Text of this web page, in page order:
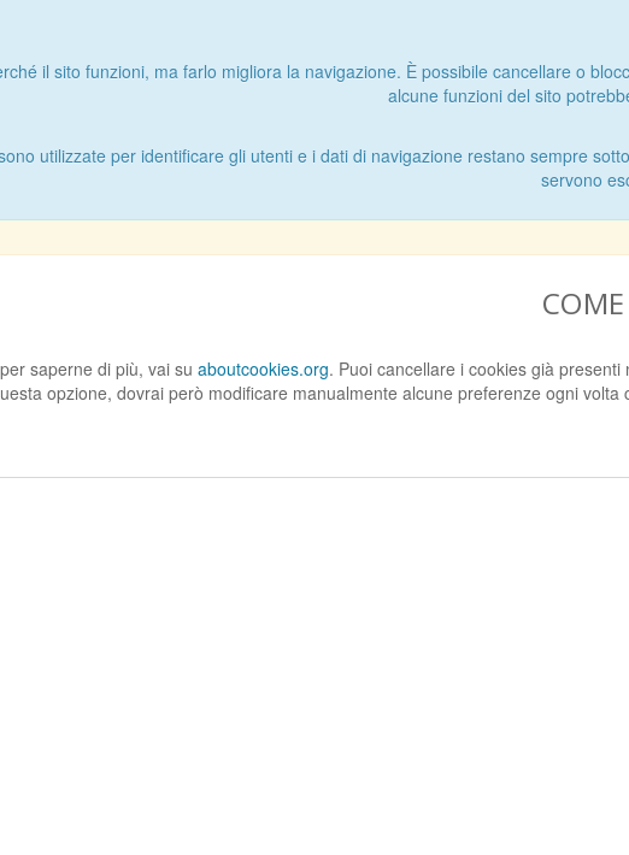
il sito funzioni, ma farlo migliora la navigazione. È possibile cancellare o
alcune funzioni del sito
utilizzate per identificare gli utenti e i dati di navigazione restano sempre
servono
saperne di più, vai su aboutcookies.org. Puoi cancellare i cookies già
opzione, dovrai però modificare manualmente alcune preferenze ogni